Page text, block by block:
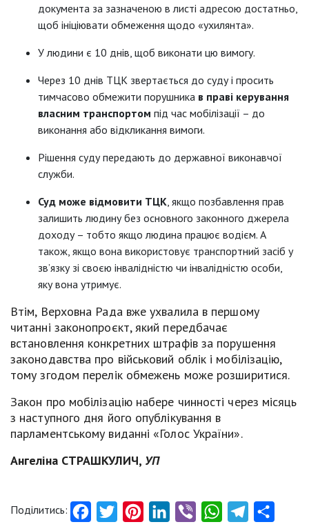
документа за зазначеною в листі адресою достатньо,
щоб ініціювати обмеження щодо «ухилянта».
У людини є 10 днів, щоб виконати цю вимогу.
Через 10 днів ТЦК звертається до суду і просить
тимчасово обмежити порушника в праві керування
власним транспортом під час мобілізації – до
виконання або відкликання вимоги.
Рішення суду передають до державної виконавчої
служби.
Суд може відмовити ТЦК , якщо позбавлення прав
залишить людину без основного законного джерела
доходу – тобто якщо людина працює водієм. А
також, якщо вона використовує транспортний засіб у
зв’язку зі своєю інвалідністю чи інвалідністю особи,
яку вона утримує.
Втім, Верховна Рада вже ухвалила в першому
читанні законопроєкт, який передбачає
встановлення конкретних штрафів за порушення
законодавства про військовий облік і мобілізацію,
тому згодом перелік обмежень може розширитися.
Закон про мобілізацію набере чинності через місяць
з наступного дня його опублікування в
парламентському виданні «Голос України».
Ангеліна СТРАШКУЛИЧ, УП
Поділитись: FacebookTwitter PinterestLinkedInViber WhatsAppTelegram